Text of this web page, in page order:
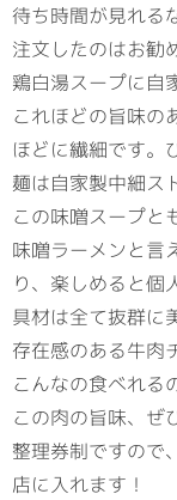
待ち時間が見れる
注文したのはお勧
鶏白湯スープに自
これほどの旨味の
ほどに繊細です。
麺は自家製中細ス
この味噌スープと
味噌ラーメンと言
り、楽しめると個
具材は全て抜群に
存在感のある牛肉
こんなの食べれる
この肉の旨味、ぜ
整理券制ですので
店に入れます！